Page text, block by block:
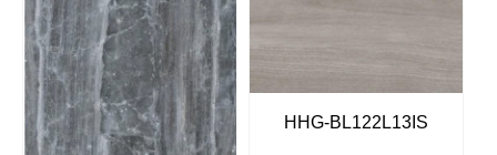
HHG-BL122L13IS